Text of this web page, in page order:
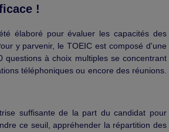
!
élaboré pour évaluer les capacités des
y parvenir, le TOEIC est composé d'une
à choix multiples se concentrant
téléphoniques ou encore des réunions.
suffisante de la part du candidat pour
ce seuil, appréhender la répartition des